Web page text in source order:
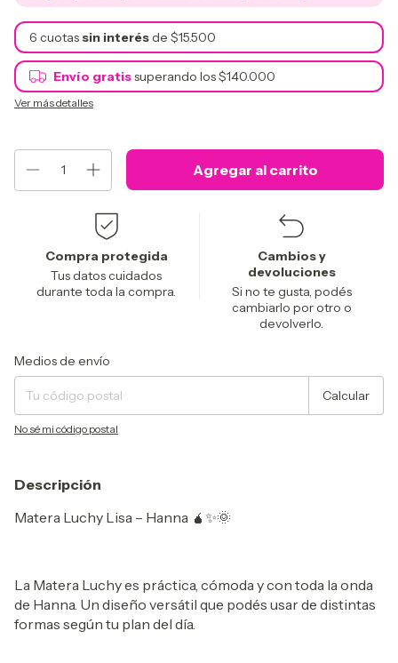
6 cuotas sin interésde $15.500
Envío gratissuperando los$140.000
Ver más detalles
Compra protegida
Tus datos cuidados
durante toda la compra.
Cambios y
devoluciones
Si no te gusta, podés
cambiarlo por otro o
devolverlo.
Entregas para el CP:
Medios de envío
Calcular
No sé mi código postal
Descripción
Matera Luchy Lisa – Hanna 🧉✨🌞
La Matera Luchy es práctica, cómoda y con toda la onda
de Hanna. Un diseño versátil que podés usar de distintas
formas según tu plan del día.